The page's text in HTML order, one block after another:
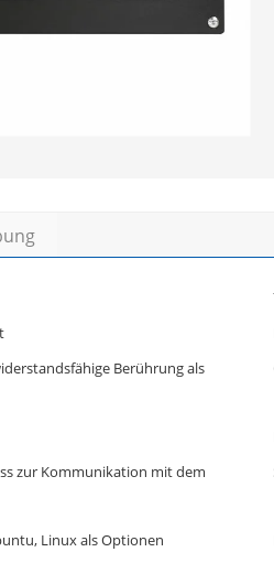
Berührung als
zur Kommunikation mit dem
Linux als Optionen